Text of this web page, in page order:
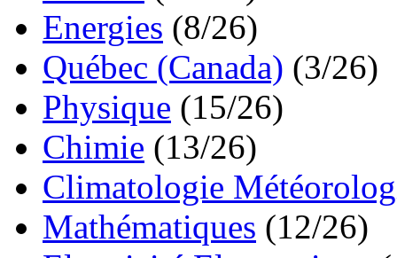
Energies (8/26)
Québec (Canada) (3/26)
Physique (15/26)
Chimie (13/26)
Climatologie
Mathématiques (12/26)